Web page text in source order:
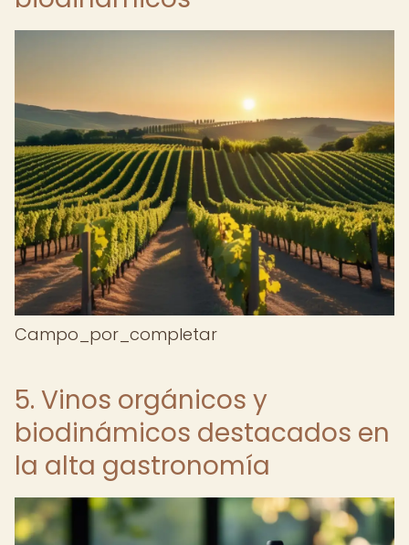
Campo_por_completar
5. Vinos orgánicos y
biodinámicos destacados en
la alta gastronomía